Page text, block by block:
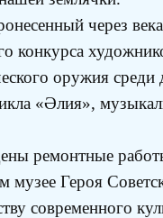
через
конкурса
оружия
«Әлия»,
ремонтные
музее Героя
современного